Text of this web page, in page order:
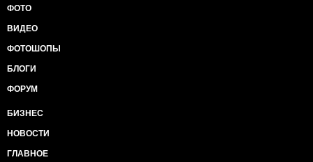
ФОТО
ВИДЕО
ФОТОШОПЫ
БЛОГИ
ФОРУМ
БИЗНЕС
НОВОСТИ
ГЛАВНОЕ